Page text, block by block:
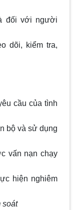
đối với người
dõi, kiểm tra,
cầu của tình
bộ và sử dụng
vấn nạn chạy
hiện nghiêm
soát